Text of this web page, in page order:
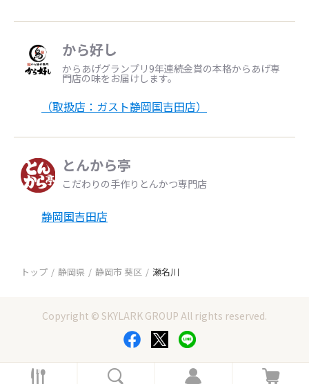
から好し
からあげグランプリ9年連続金賞の本格からあげ専
門店の味をお届けします。
（取扱店：ガスト静岡国吉田店）
とんから亭
こだわりの手作りとんかつ専門店
静岡国吉田店
トップ 静岡県 静岡市 葵区 瀬名川
Copyright © SKYLARK GROUP All rights reserved.
ホ ロ カ